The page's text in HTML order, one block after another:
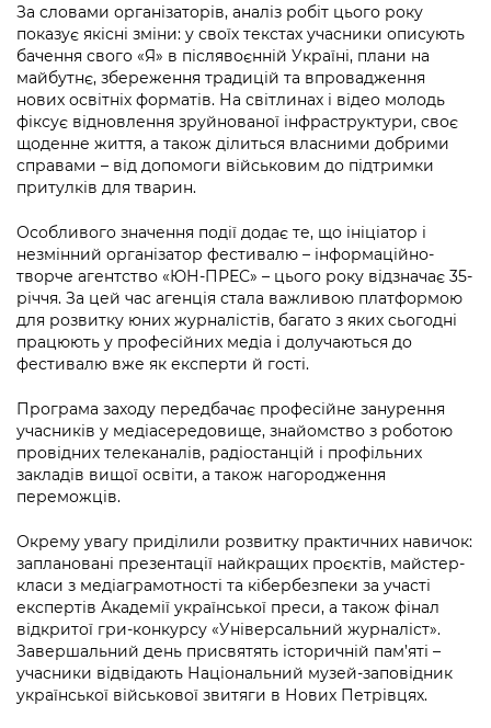
За словами організаторів, аналіз робіт цього року
показує якісні зміни: у своїх текстах учасники описують
бачення свого «Я» в післявоєнній Україні, плани на
майбутнє, збереження традицій та впровадження
нових освітніх форматів. На світлинах і відео молодь
фіксує відновлення зруйнованої інфраструктури, своє
щоденне життя, а також ділиться власними добрими
справами – від допомоги військовим до підтримки
притулків для тварин.
Особливого значення події додає те, що ініціатор і
незмінний організатор фестивалю – інформаційно-
творче агентство «ЮН-ПРЕС» – цього року відзначає 35-
річчя. За цей час агенція стала важливою платформою
для розвитку юних журналістів, багато з яких сьогодні
працюють у професійних медіа і долучаються до
фестивалю вже як експерти й гості.
Програма заходу передбачає професійне занурення
учасників у медіасередовище, знайомство з роботою
провідних телеканалів, радіостанцій і профільних
закладів вищої освіти, а також нагородження
переможців.
Окрему увагу приділили розвитку практичних навичок:
заплановані презентації найкращих проєктів, майстер-
класи з медіаграмотності та кібербезпеки за участі
експертів Академії української преси, а також фінал
відкритої гри-конкурсу «Універсальний журналіст».
Завершальний день присвятять історичній пам’яті –
учасники відвідають Національний музей-заповідник
української військової звитяги в Нових Петрівцях.